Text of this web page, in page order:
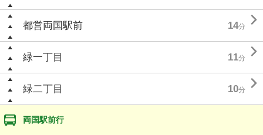
都営両国駅前 14分 
緑一丁目 11分 
緑二丁目 10分 
両国駅前行